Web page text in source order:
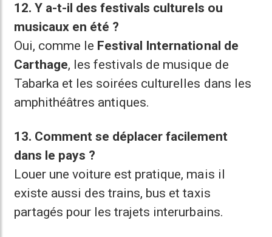
12. Y a-t-il des festivals culturels ou
musicaux en été ?
Oui, comme le Festival International de
Carthage, les festivals de musique de
Tabarka et les soirées culturelles dans les
amphithéâtres antiques.
13. Comment se déplacer facilement
dans le pays ?
Louer une voiture est pratique, mais il
existe aussi des trains, bus et taxis
partagés pour les trajets interurbains.